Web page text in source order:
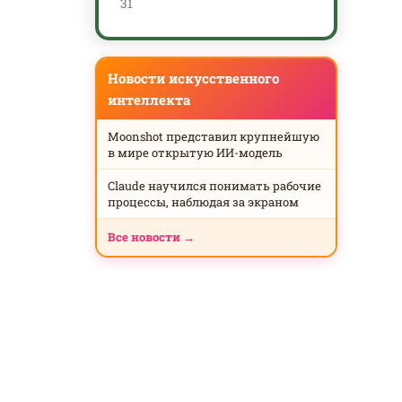
Новости искусственного
интеллекта
Moonshot представил крупнейшую
в мире открытую ИИ-модель
Claude научился понимать рабочие
процессы, наблюдая за экраном
Все новости →